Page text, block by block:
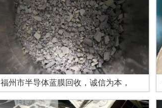
福州市半导体蓝膜回收，诚信为本，